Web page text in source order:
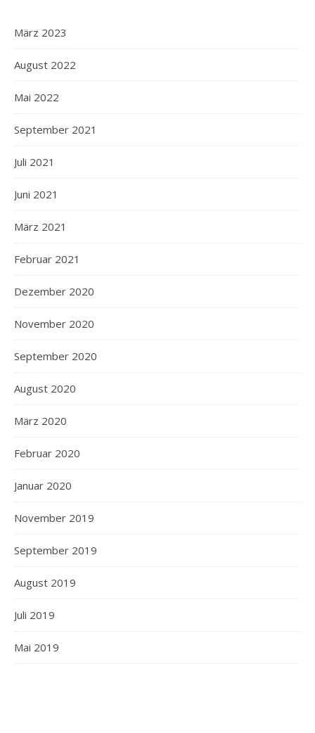
März 2023
August 2022
Mai 2022
September 2021
Juli 2021
Juni 2021
März 2021
Februar 2021
Dezember 2020
November 2020
September 2020
August 2020
März 2020
Februar 2020
Januar 2020
November 2019
September 2019
August 2019
Juli 2019
Mai 2019